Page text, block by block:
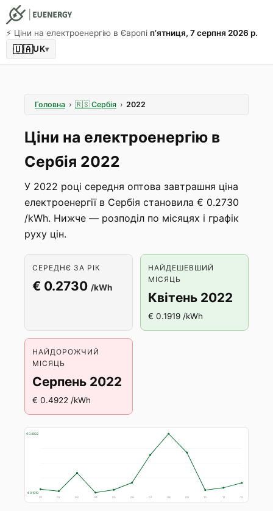
⚡️ Ціни на електроенергію в Європі пʼятниця, 7 серпня 2026 р.
🇺🇦UK▾
Головна › 🇷🇸 Сербія › 2022
Ціни на електроенергію в
Сербія 2022
У 2022 році середня оптова завтрашня ціна
електроенергії в Сербія становила € 0.2730
/kWh. Нижче — розподіл по місяцях і графік
руху цін.
СЕРЕДНЄ ЗА РІК
€ 0.2730 /kWh
НАЙДЕШЕВШИЙ
МІСЯЦЬ
Квітень 2022
€ 0.1919 /kWh
НАЙДОРОЖЧИЙ
МІСЯЦЬ
Серпень 2022
€ 0.4922 /kWh
€ 0.4922
€ 0.1919
01 02 03 04 05 06 07 08 09 10 11 12